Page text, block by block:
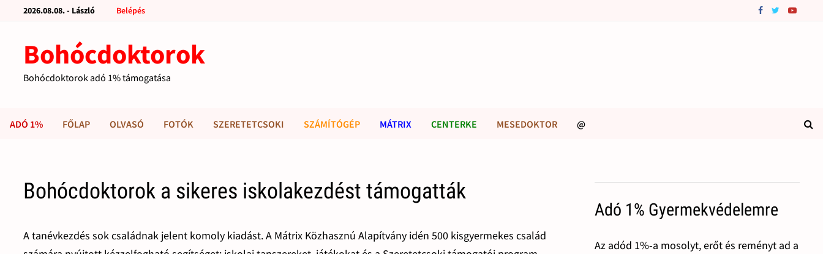
2026.08.08. - László Belépés
Bohócdoktorok
Bohócdoktorok adó 1% támogatása
ADÓ 1% FŐLAP OLVASÓ FOTÓK SZERETETCSOKI SZÁMÍTÓGÉP MÁTRIX CENTERKE MESEDOKTOR @
Bohócdoktorok a sikeres iskolakezdést támogatták
A tanévkezdés sok családnak jelent komoly kiadást. A Mátrix Közhasznú Alapítvány idén 500 kisgyermekes család
Adó 1% Gyermekvédelemre
Az adód 1%-a mosolyt, erőt és reményt ad a